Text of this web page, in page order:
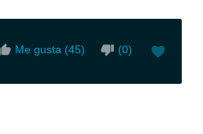
Me gusta (45) (0)